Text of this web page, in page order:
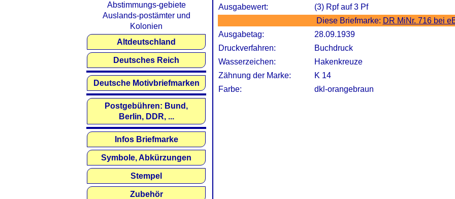
Ausgabewert:
(3) Rpf auf 3 Pf
Diese Briefmarke: DR MiNr. 716 bei
Ausgabetag:
28.09.1939
Druckverfahren:
Buchdruck
Wasserzeichen:
Hakenkreuze
Zähnung der Marke:
K 14
Farbe:
dkl-orangebraun
Abstimmungs-gebiete
Auslands-postämter und
Kolonien
Altdeutschland
Deutsches Reich
Deutsche Motivbriefmarken
Postgebühren: Bund,
Berlin, DDR, ...
Infos Briefmarke
Symbole, Abkürzungen
Stempel
Zubehör